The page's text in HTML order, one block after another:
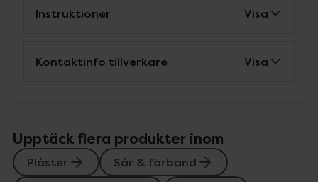
Instruktioner Visa
Kontaktinfo tillverkare Visa
Upptäck flera produkter inom
Plåster
Sår & förband